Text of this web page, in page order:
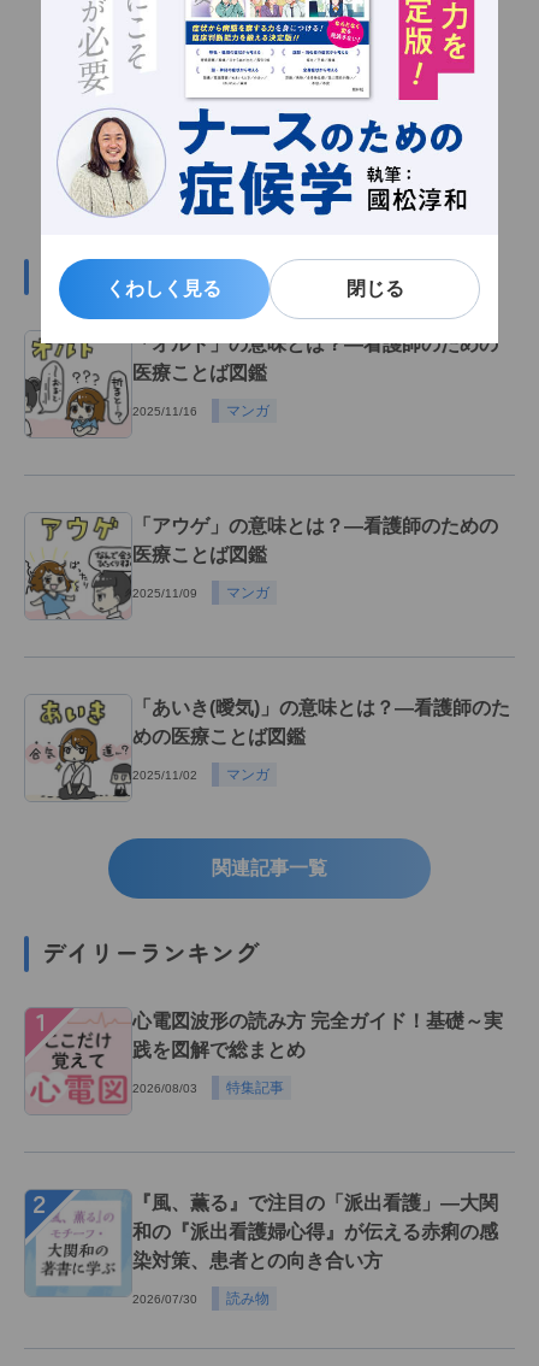
くわしく見る 閉じる
くわしく見る 閉じる
#医療ことば図鑑の関連記事
「オルト」の意味とは？―看護師のための
医療ことば図鑑
2025/11/16 マンガ
「アウゲ」の意味とは？―看護師のための
医療ことば図鑑
2025/11/09 マンガ
「あいき(曖気)」の意味とは？―看護師のた
めの医療ことば図鑑
2025/11/02 マンガ
関連記事一覧
デイリーランキング
１
心電図波形の読み方 完全ガイド！基礎～実
践を図解で総まとめ
2026/08/03 特集記事
２
『風、薫る』で注目の「派出看護」―大関
和の『派出看護婦心得』が伝える赤痢の感
染対策、患者との向き合い方
2026/07/30 読み物